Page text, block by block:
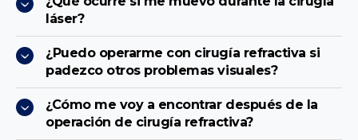
láser?
¿Puedo operarme con cirugía refractiva si
padezco otros problemas visuales?
¿Cómo me voy a encontrar después de la
operación de cirugía refractiva?